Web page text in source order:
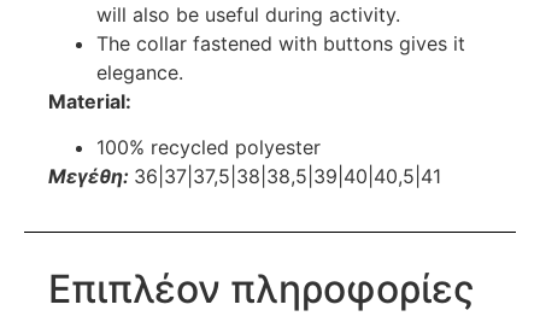
will also be useful during activity.
The collar fastened with buttons gives it
elegance.
Material:
100% recycled polyester
Μεγέθη: 36|37|37,5|38|38,5|39|40|40,5|41
Επιπλέον πληροφορίες